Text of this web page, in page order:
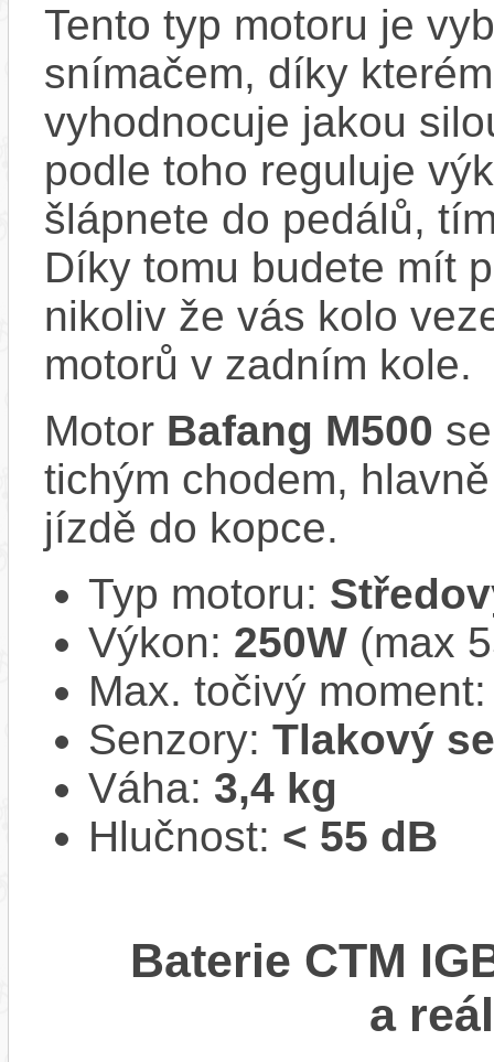
Tento typ motoru je
snímačem, díky
vyhodnocuje jakou
podle toho reguluje
šlápnete do pedálů,
Díky tomu budete mít
nikoliv že vás kolo
motorů v zadním kole.
Motor Bafang M500
tichým chodem,
jízdě do kopce.
Typ motoru:
Výkon: 250W (max
Max. točivý
Senzory: Tlakový
Váha: 3,4 kg
Hlučnost: < 55 dB
Baterie CTM
a